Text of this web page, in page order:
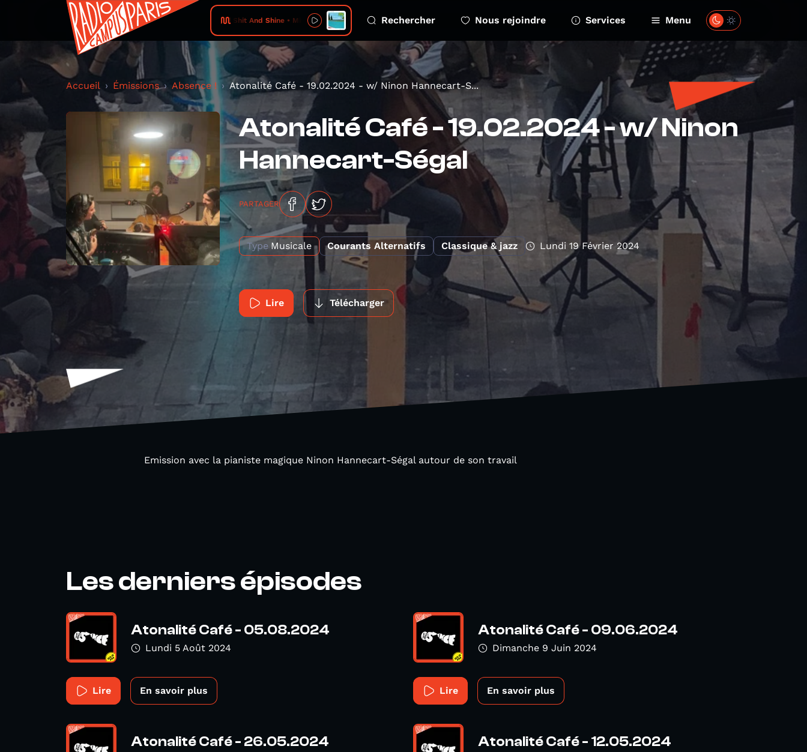
Shit And Shine • Mingler Rechercher Nous rejoindre Services Menu
Accueil Émissions Absence ! Atonalité Café - 19.02.2024 - w/ Ninon Hannecart-S...
Atonalité Café - 19.02.2024 - w/ Ninon
Hannecart-Ségal
PARTAGER
Type Musicale Courants Alternatifs Classique & jazz Lundi 19 Février 2024
Lire Télécharger
Emission avec la pianiste magique Ninon Hannecart-Ségal autour de son travail
Les derniers épisodes
Atonalité Café - 05.08.2024
Lundi 5 Août 2024
Lire En savoir plus
Atonalité Café - 09.06.2024
Dimanche 9 Juin 2024
Lire En savoir plus
Atonalité Café - 26.05.2024 Atonalité Café - 12.05.2024